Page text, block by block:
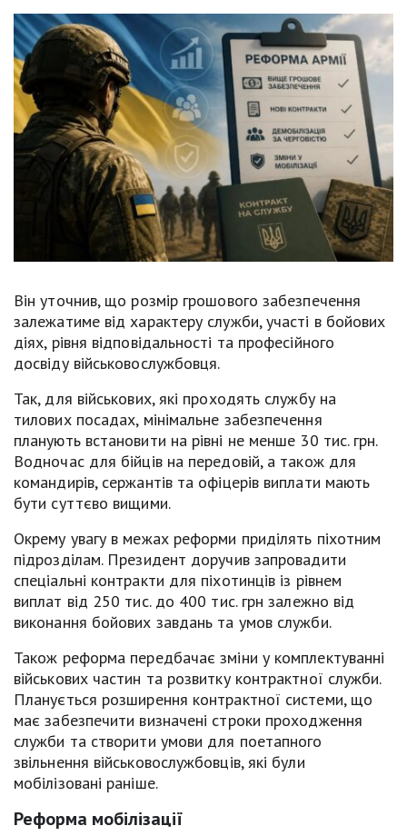
Він уточнив, що розмір грошового забезпечення
залежатиме від характеру служби, участі в бойових
діях, рівня відповідальності та професійного
досвіду військовослужбовця.
Так, для військових, які проходять службу на
тилових посадах, мінімальне забезпечення
планують встановити на рівні не менше 30 тис. грн.
Водночас для бійців на передовій, а також для
командирів, сержантів та офіцерів виплати мають
бути суттєво вищими.
Окрему увагу в межах реформи приділять піхотним
підрозділам. Президент доручив запровадити
спеціальні контракти для піхотинців із рівнем
виплат від 250 тис. до 400 тис. грн залежно від
виконання бойових завдань та умов служби.
Також реформа передбачає зміни у комплектуванні
військових частин та розвитку контрактної служби.
Планується розширення контрактної системи, що
має забезпечити визначені строки проходження
служби та створити умови для поетапного
звільнення військовослужбовців, які були
мобілізовані раніше.
Реформа мобілізації